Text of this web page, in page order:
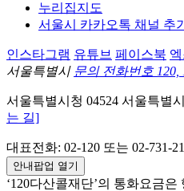
누리집지도
서울시 카카오톡 채널 추
인스타그램 유튜브 페이스북
서울특별시 문의 전화번호
서울특별시청 04524 서울특별
는 길]
대표전화: 02-120 또는 02-731-
안내팝업 열기
‘120다산콜재단’의 통화요금